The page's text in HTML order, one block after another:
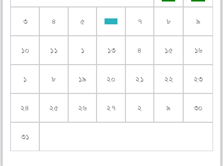
৩ ৪ ৫ ৭ ৮ ৯
১০ ১১ ১ ১৩ ৪ ১৫ ১৬
১ ৮ ১৯ ২০ ২১ ২২ ২৩
২৪ ২৫ ২৬ ২৭ ২ ৯ ৩০
৩১